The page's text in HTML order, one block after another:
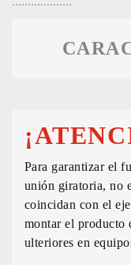
Para garantizar el
unión giratoria, no
coincidan con el
montar el producto
ulteriores en